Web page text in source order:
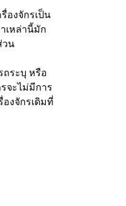
องจักรเป็น
เหล่านี้มัก
วน
ระบุ หรือ
จะไม่มีการ
งจักรเดิมที่